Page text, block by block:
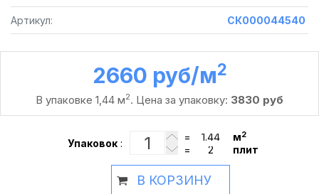
Артикул: СК000044540
2660 руб /м2
В упаковке 1,44 м2. Цена за упаковку: 3830 руб
Упаковок :
= м2
= плит
В КОРЗИНУ